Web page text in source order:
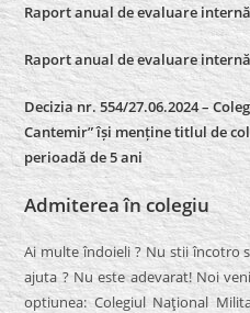
Raport anual de evaluare internă
Raport anual de evaluare
Decizia nr. 554/27.06.2024 –
Cantemir” își menține titlul de
perioadă de 5 ani
Admiterea în colegiu
Ai multe îndoieli ? Nu stii încotro
ajuta ? Nu este adevarat! Noi
optiunea: Colegiul Naţional